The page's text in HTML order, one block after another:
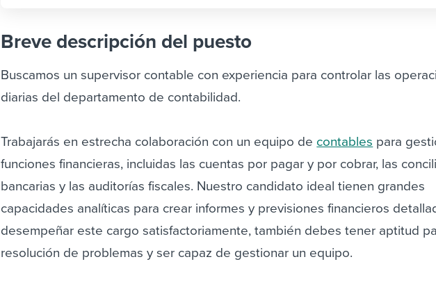
Breve descripción del puesto
Buscamos un supervisor contable con experiencia para controlar las
diarias del departamento de contabilidad.
Trabajarás en estrecha colaboración con un equipo de contables para
funciones financieras, incluidas las cuentas por pagar y por cobrar, las
bancarias y las auditorías fiscales. Nuestro candidato ideal tienen grandes
capacidades analíticas para crear informes y previsiones financieros
desempeñar este cargo satisfactoriamente, también debes tener aptitud
resolución de problemas y ser capaz de gestionar un equipo.